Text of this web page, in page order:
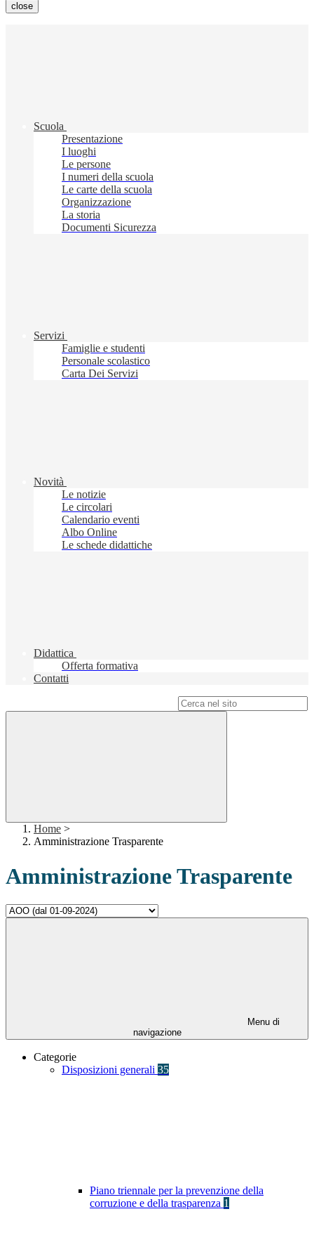
close
Scuola
Presentazione
I luoghi
Le persone
I numeri della scuola
Le carte della scuola
Organizzazione
La storia
Documenti Sicurezza
Servizi
Famiglie e studenti
Personale scolastico
Carta Dei Servizi
Novità
Le notizie
Le circolari
Calendario eventi
Albo Online
Le schede didattiche
Didattica
Offerta formativa
Contatti
Home >
Amministrazione Trasparente
Amministrazione Trasparente
Menu di
navigazione
Categorie
Disposizioni generali 35
Piano triennale per la prevenzione della
corruzione e della trasparenza 1